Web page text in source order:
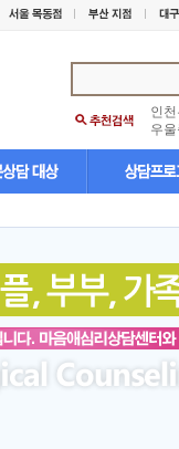
인
우